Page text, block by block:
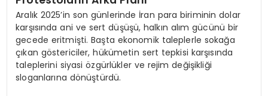
Aralık 2025’in son günlerinde İran para biriminin dolar
karşısında ani ve sert düşüşü, halkın alım gücünü bir
gecede eritmişti. Başta ekonomik taleplerle sokağa
çıkan göstericiler, hükümetin sert tepkisi karşısında
taleplerini siyasi özgürlükler ve rejim değişikliği
sloganlarına dönüştürdü.